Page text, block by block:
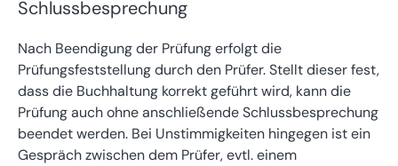
Schlussbesprechung
Nach Beendigung der Prüfung erfolgt die
Prüfungsfeststellung durch den Prüfer. Stellt dieser fest,
dass die Buchhaltung korrekt geführt wird, kann die
Prüfung auch ohne anschließende Schlussbesprechung
beendet werden. Bei Unstimmigkeiten hingegen ist ein
Gespräch zwischen dem Prüfer, evtl. einem